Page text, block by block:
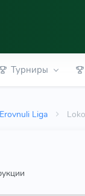
Турниры
Liga